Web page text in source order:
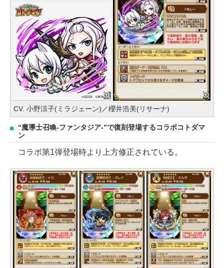
CV. 小野涼子(ミラジェーン)／櫻井浩美(リサーナ)
“魔導士召喚-ファンタジア-”で復刻登場するコラボコトダマ
ン
コラボ第1弾登場時より上方修正されている。